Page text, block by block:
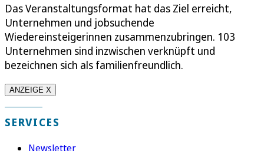
Das Veranstaltungsformat hat das Ziel erreicht,
Unternehmen und jobsuchende
Wiedereinsteigerinnen zusammenzubringen. 103
Unternehmen sind inzwischen verknüpft und
bezeichnen sich als familienfreundlich.
ANZEIGE X
SERVICES
Newsletter